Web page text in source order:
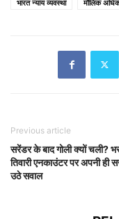
भारत न्याय व्यवस्था
मौलिक
Previous article
सरेंडर के बाद गोली क्यों चली?
तिवारी एनकाउंटर पर अपनी ही
उठे सवाल